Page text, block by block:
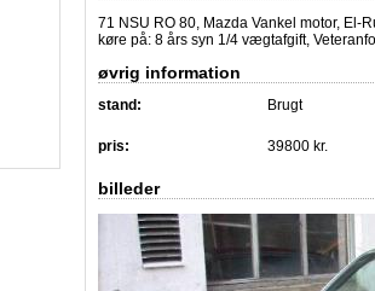
71 NSU RO 80, Mazda Vankel motor,
køre på: 8 års syn 1/4 vægtafgift,
øvrig information
stand: Brugt
pris: 39800 kr.
billeder